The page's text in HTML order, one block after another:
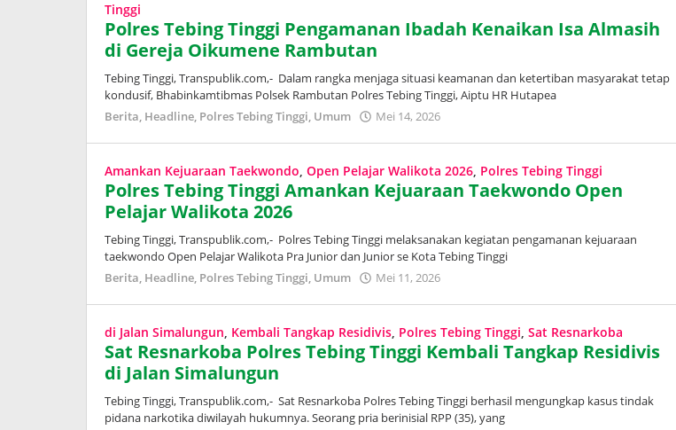
Tinggi
Polres Tebing Tinggi Pengamanan Ibadah Kenaikan Isa Almasih
di Gereja Oikumene Rambutan
Tebing Tinggi, Transpublik.com,- Dalam rangka menjaga situasi keamanan dan ketertiban masyarakat tetap
kondusif, Bhabinkamtibmas Polsek Rambutan Polres Tebing Tinggi, Aiptu HR Hutapea
Berita, Headline, Polres Tebing Tinggi, Umum Mei 14, 2026
Publik
Amankan Kejuaraan Taekwondo, Open Pelajar Walikota 2026, Polres Tebing Tinggi
Polres Tebing Tinggi Amankan Kejuaraan Taekwondo Open
Pelajar Walikota 2026
Tebing Tinggi, Transpublik.com,- Polres Tebing Tinggi melaksanakan kegiatan pengamanan kejuaraan
taekwondo Open Pelajar Walikota Pra Junior dan Junior se Kota Tebing Tinggi
Berita, Headline, Polres Tebing Tinggi, Umum Mei 11, 2026
Publik
di Jalan Simalungun, Kembali Tangkap Residivis, Polres Tebing Tinggi, Sat Resnarkoba
Sat Resnarkoba Polres Tebing Tinggi Kembali Tangkap Residivis
di Jalan Simalungun
Tebing Tinggi, Transpublik.com,- Sat Resnarkoba Polres Tebing Tinggi berhasil mengungkap kasus tindak
pidana narkotika diwilayah hukumnya. Seorang pria berinisial RPP (35), yang